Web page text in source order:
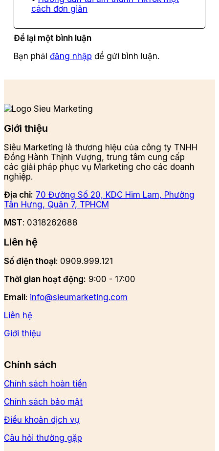
cách đơn giản
Để lại một bình luận
Bạn phải đăng nhập để gửi bình luận.
Giới thiệu
Siêu Marketing là thương hiệu của công ty TNHH
Đồng Hành Thịnh Vượng, trung tâm cung cấp
các giải pháp phục vụ Marketing cho các doanh
nghiệp.
Địa chỉ: 70 Đường Số 20, KDC Him Lam, Phường
Tân Hưng, Quận 7, TPHCM
MST: 0318262688
Liên hệ
Số điện thoại: 0909.999.121
Thời gian hoạt động: 9:00 - 17:00
Email : info@sieumarketing.com
Liên hệ
Giới thiệu
Chính sách
Chính sách hoàn tiền
Chính sách bảo mật
Điều khoản dịch vụ
Câu hỏi thường gặp